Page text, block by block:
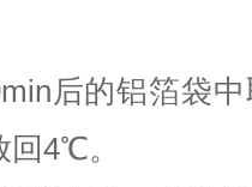
后的铝箔袋
4℃。